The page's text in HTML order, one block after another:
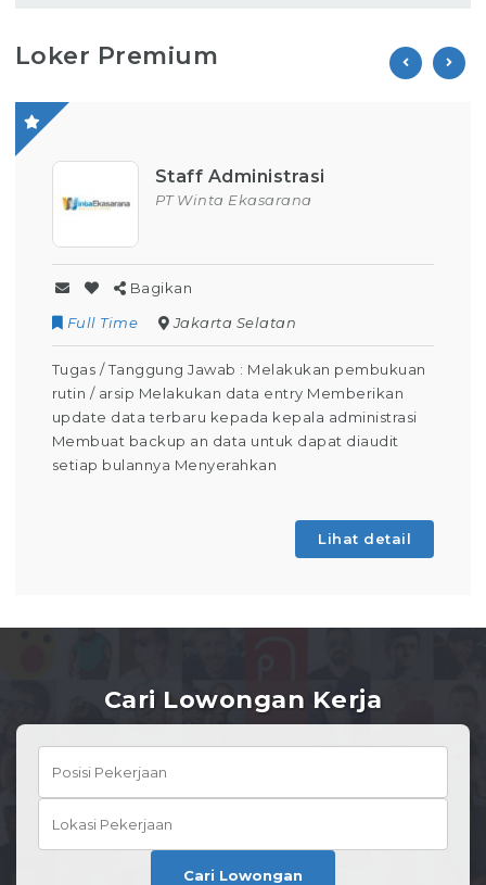
Loker Premium
Staff Administrasi
PT Winta Ekasarana
Bagikan
Full Time
Jakarta Selatan
Tugas / Tanggung Jawab : Melakukan pembukuan
rutin / arsip Melakukan data entry Memberikan
update data terbaru kepada kepala administrasi
Membuat backup an data untuk dapat diaudit
setiap bulannya Menyerahkan
Lihat detail
Cari Lowongan Kerja
Cari Lowongan